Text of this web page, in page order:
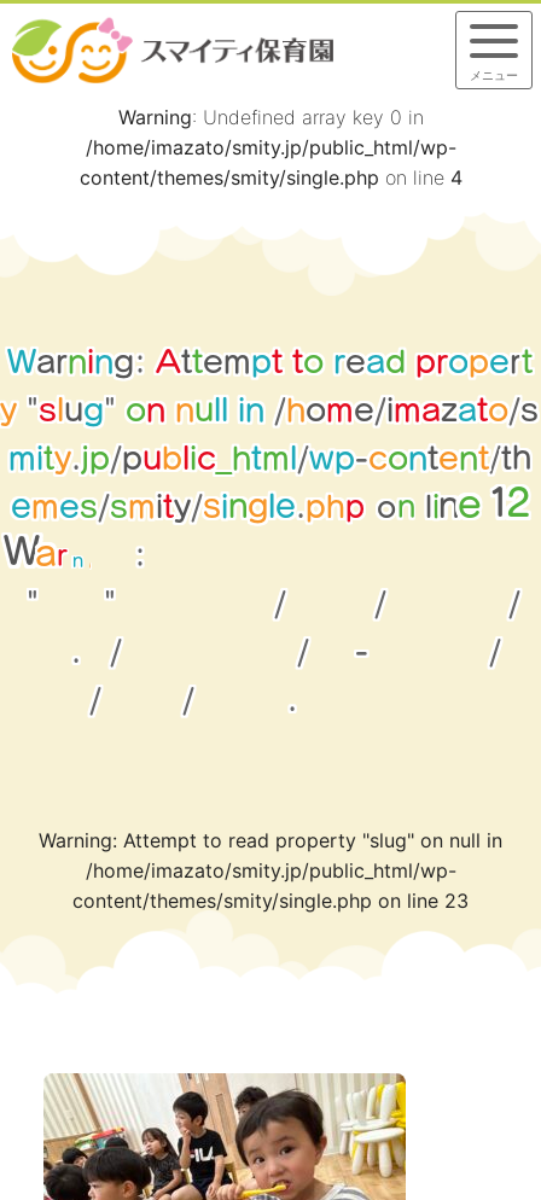
Warning: Undefined array key 0 in
/home/imazato/smity.jp/public_html/wp-
content/themes/smity/single.php on line 4
Warning:Attempt to read propert
y"s ug"on nu in/home/imazato/s
mity.jp/pu bl ic_ html /wp-content/th
emes/smity/sing e.php on ine 12
Warn g:
" " / /
/
.
/ / -
/
/
/ .
Warning: Attempt to read property "slug" on null in
/home/imazato/smity.jp/public_html/wp-
content/themes/smity/single.php on line 23
メニュー